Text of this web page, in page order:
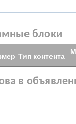
блоки
Тип контента
в